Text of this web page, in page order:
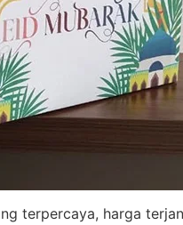
terpercaya, harga